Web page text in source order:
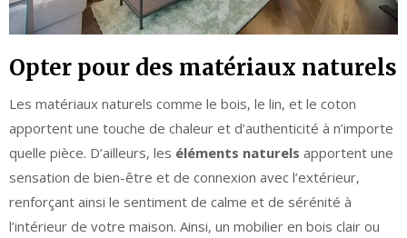
Opter pour des matériaux naturels
Les matériaux naturels comme le bois, le lin, et le coton
apportent une touche de chaleur et d’authenticité à n’importe
quelle pièce. D’ailleurs, les éléments naturels apportent une
sensation de bien-être et de connexion avec l’extérieur,
renforçant ainsi le sentiment de calme et de sérénité à
l’intérieur de votre maison. Ainsi, un mobilier en bois clair ou